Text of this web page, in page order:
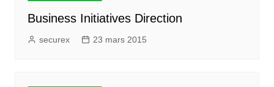
Business Initiatives Direction
securex 23 mars 2015